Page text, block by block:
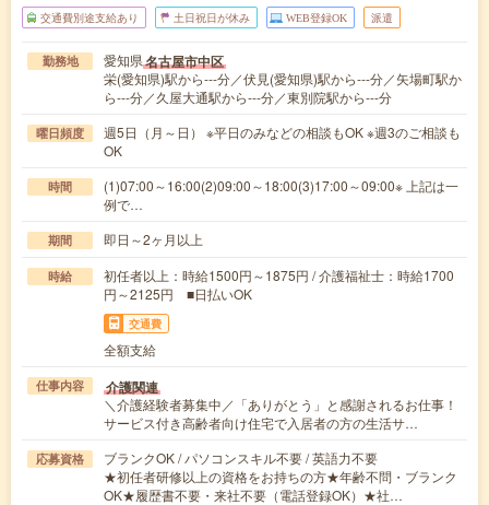
交通費別途支給あり 土日祝日が休み WEB登録OK 派遣
勤務地 愛知県名古屋市中区
栄(愛知県)駅から---分／伏見(愛知県)駅から---分／矢場町駅か
ら---分／久屋大通駅から---分／東別院駅から---分
曜日頻度
週5日（月～日） ※平日のみなどの相談もOK ※週3のご相談も
OK
時間
(1)07:00～16:00(2)09:00～18:00(3)17:00～09:00※ 上記は一
例で…
期間 即日～2ヶ月以上
時給
初任者以上：時給1500円～1875円 / 介護福祉士：時給1700
円～2125円 ■日払いOK
交通費
全額支給
仕事内容 介護関連
＼介護経験者募集中／「ありがとう」と感謝されるお仕事！
サービス付き高齢者向け住宅で入居者の方の生活サ…
応募資格
ブランクOK / パソコンスキル不要 / 英語力不要
★初任者研修以上の資格をお持ちの方★年齢不問・ブランク
OK★履歴書不要・来社不要（電話登録OK）★社…